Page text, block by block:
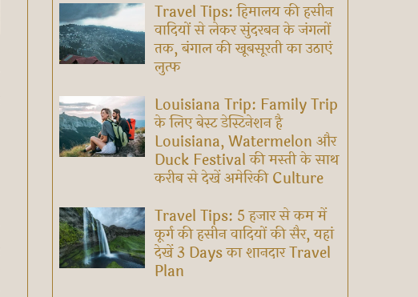
Travel Tips: हिमालय की हसीन
वादियों से लेकर सुंदरबन के जंगलों
तक, बंगाल की खूबसूरती का उठाएं
लुत्फ
Louisiana Trip: Family Trip
के लिए बेस्ट डेस्टिनेशन है
Louisiana, Watermelon और
Duck Festival की मस्ती के साथ
करीब से देखें अमेरिकी Culture
Travel Tips: 5 हजार से कम में
कूर्ग की हसीन वादियों की सैर, यहां
देखें 3 Days का शानदार Travel
Plan